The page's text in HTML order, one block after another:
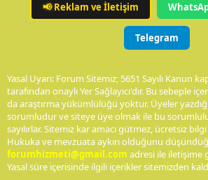
📢Reklam ve İletişim
Telegram
Yasal Uyarı: Forum Sitemiz; 5651 Sayılı Kanun
tarafından onaylı Yer Sağlayıcı'dır. Bu sebeple
da araştırma yükümlülüğü yoktur. Üyeler
sorumludur ve siteye üye olmak ile bu
sayılırlar. Sitemiz kar amacı gütmez, ücretsiz
Hukuka ve mevzuata aykırı olduğunu
forumhizmeti@gmail.com adresi ile iletişime
Yasal süre içerisinde ilgili içerikler sitemizden